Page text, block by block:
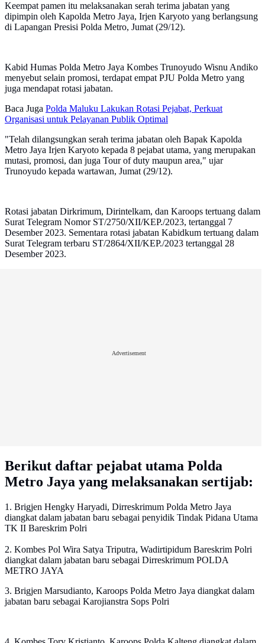
Keempat pamen itu melaksanakan serah terima jabatan yang
dipimpin oleh Kapolda Metro Jaya, Irjen Karyoto yang berlangsung
di Lapangan Presisi Polda Metro, Jumat (29/12).
Kabid Humas Polda Metro Jaya Kombes Trunoyudo Wisnu Andiko
menyebut selain promosi, terdapat empat PJU Polda Metro yang
juga mendapat rotasi jabatan.
Baca Juga Polda Maluku Lakukan Rotasi Pejabat, Perkuat
Organisasi untuk Pelayanan Publik Optimal
"Telah dilangsungkan serah terima jabatan oleh Bapak Kapolda
Metro Jaya Irjen Karyoto kepada 8 pejabat utama, yang merupakan
mutasi, promosi, dan juga Tour of duty maupun area," ujar
Trunoyudo kepada wartawan, Jumat (29/12).
Rotasi jabatan Dirkrimum, Dirintelkam, dan Karoops tertuang dalam
Surat Telegram Nomor ST/2750/XII/KEP./2023, tertanggal 7
Desember 2023. Sementara rotasi jabatan Kabidkum tertuang dalam
Surat Telegram terbaru ST/2864/XII/KEP./2023 tertanggal 28
Desember 2023.
Advertisement
Berikut daftar pejabat utama Polda
Metro Jaya yang melaksanakan sertijab:
1. Brigjen Hengky Haryadi, Dirreskrimum Polda Metro Jaya
diangkat dalam jabatan baru sebagai penyidik Tindak Pidana Utama
TK II Bareskrim Polri
2. Kombes Pol Wira Satya Triputra, Wadirtipidum Bareskrim Polri
diangkat dalam jabatan baru sebagai Dirreskrimum POLDA
METRO JAYA
3. Brigjen Marsudianto, Karoops Polda Metro Jaya diangkat dalam
jabatan baru sebagai Karojianstra Sops Polri